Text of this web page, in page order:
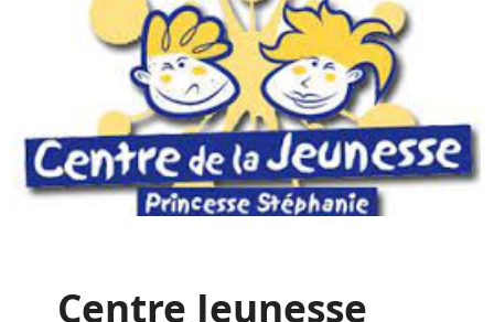
Centre Jeunesse